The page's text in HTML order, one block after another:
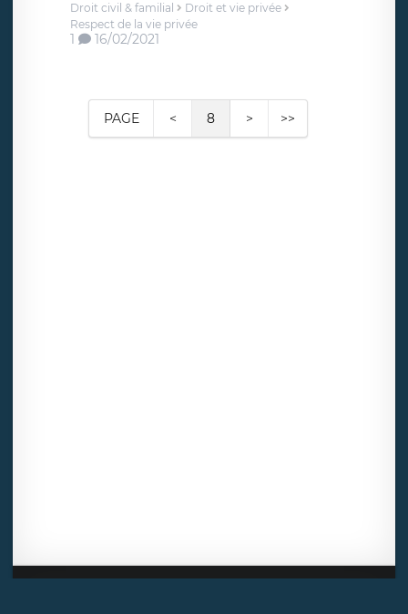
Droit civil & familial
Droit et vie privée
Respect de la vie privée
1 16/02/2021
PAGE < 8 > >>